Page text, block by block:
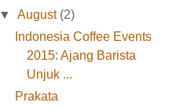
▼
August (2)
Indonesia Coffee Events
2015: Ajang Barista
Unjuk ...
Prakata